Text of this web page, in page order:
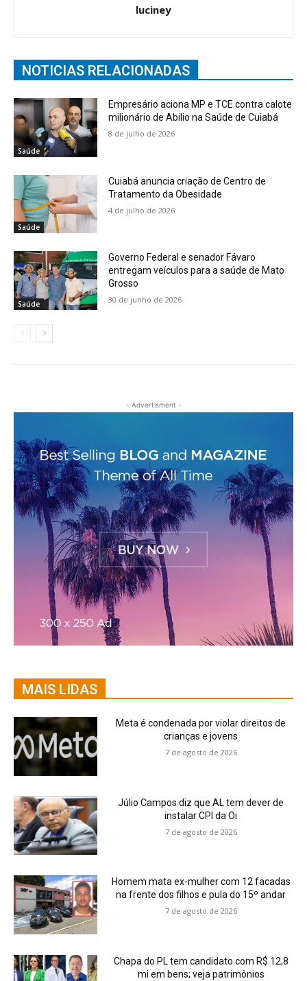
luciney
NOTICIAS RELACIONADAS
Saúde
Empresário aciona MP e TCE contra calote
milionário de Abilio na Saúde de Cuiabá
8 de julho de 2026
Saúde
Cuiabá anuncia criação de Centro de
Tratamento da Obesidade
4 de julho de 2026
Saúde
Governo Federal e senador Fávaro
entregam veículos para a saúde de Mato
Grosso
30 de junho de 2026
- Advertisment -
MAIS LIDAS
Meta é condenada por violar direitos de
crianças e jovens
7 de agosto de 2026
Júlio Campos diz que AL tem dever de
instalar CPI da Oi
7 de agosto de 2026
Homem mata ex-mulher com 12 facadas
na frente dos filhos e pula do 15º andar
7 de agosto de 2026
Chapa do PL tem candidato com R$ 12,8
mi em bens; veja patrimônios